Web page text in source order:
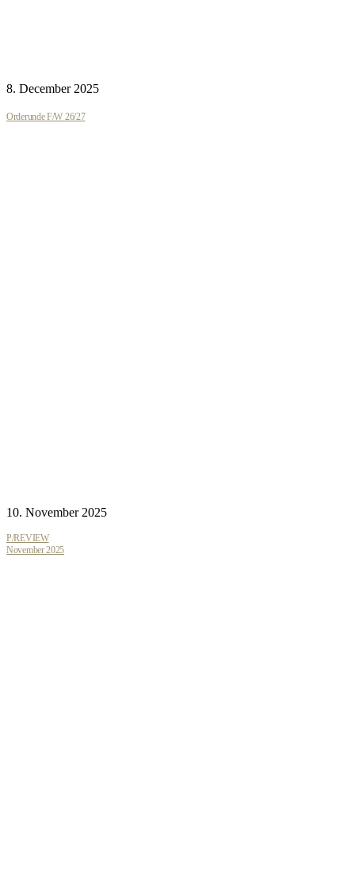
8. December 2025
Orderunde F/W 26/27
10. November 2025
P/REVIEW
November 2025